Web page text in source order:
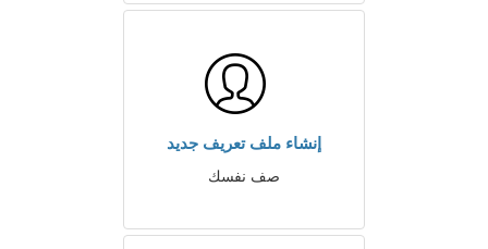
إنشاء ملف تعريف جديد
صف نفسك